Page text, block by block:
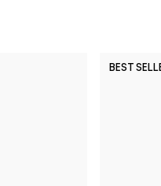
BEST